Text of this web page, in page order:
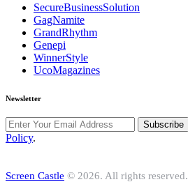
SecureBusinessSolution
GagNamite
GrandRhythm
Genepi
WinnerStyle
UcoMagazines
Newsletter
Subscribe
Policy.
Screen Castle © 2026. All rights reserved.